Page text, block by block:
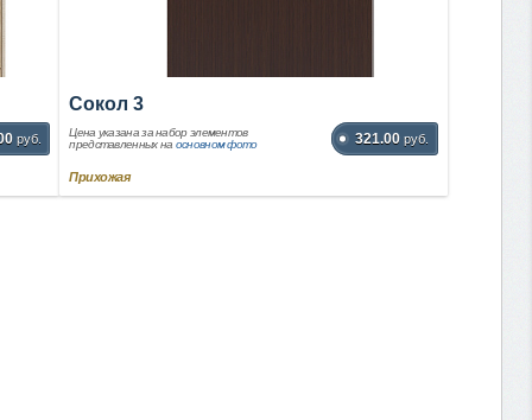
руб.
Сокол 3
Цена указана за набор элементов
представленных на основном фото 321.00 руб.
Прихожая